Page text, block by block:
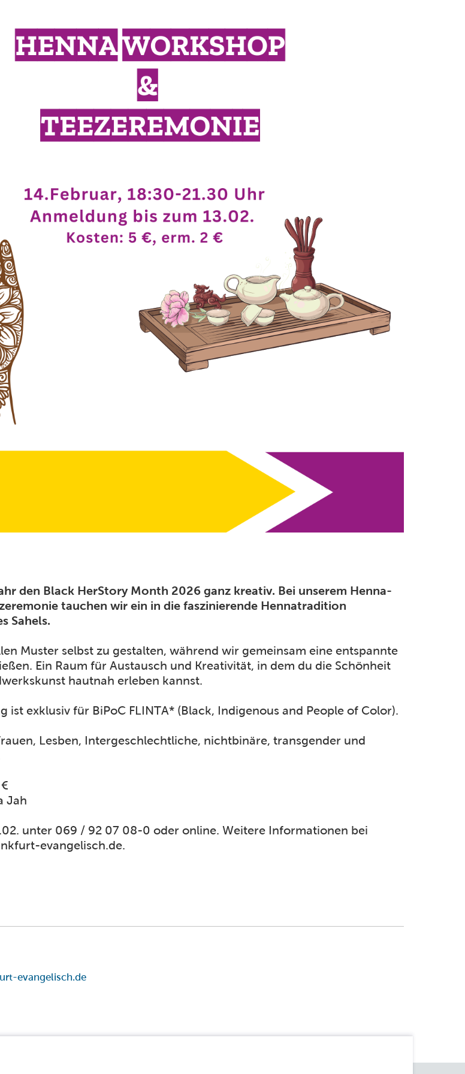
den Black HerStory Month 2026 ganz kreativ. Bei unserem Henna-
tauchen wir ein in die faszinierende Hennatradition
Sahels.
Muster selbst zu gestalten, während wir gemeinsam eine entspannte
Ein Raum für Austausch und Kreativität, in dem du die Schönheit
hautnah erleben kannst.
ist exklusiv für BiPoC FLINTA* (Black, Indigenous and People of Color).
Lesben, Intergeschlechtliche, nichtbinäre, transgender und
Jah
unter 069 / 92 07 08-0 oder online. Weitere Informationen bei
evangelisch.de.
evangelisch.de